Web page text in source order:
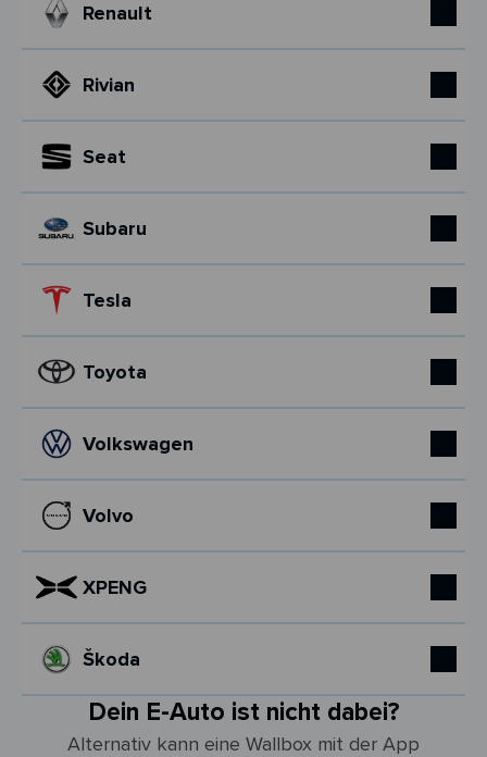
Renault
Rivian
Seat
Subaru
Tesla
Toyota
Volkswagen
Volvo
XPENG
Škoda
Dein E-Auto ist nicht dabei?
Alternativ kann eine Wallbox mit der App